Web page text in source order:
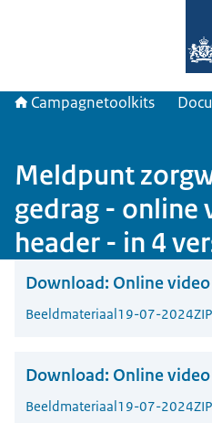
Campagnetoolkits
Meldpunt
gedrag - online
header - in 4
Download: Online
Beeldmateriaal19-07-2024
Download: Online
Beeldmateriaal19-07-2024